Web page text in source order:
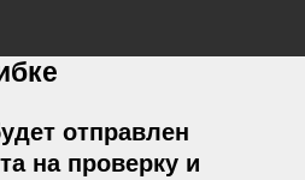
отправлен
на проверку и